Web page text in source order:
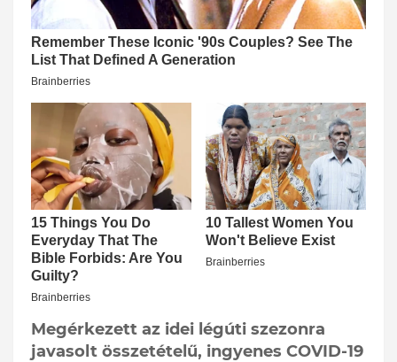
Megérkezett az idei légúti szezonra
javasolt összetételű, ingyenes COVID-19